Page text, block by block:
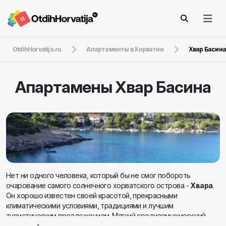
OtdihHorvatija.ru Апартаменты в Хорватии Хвар Басина
АпартаменыХвар Басина
Нет ни одного человека, который бы не смог побороть
очарование самого солнечного хорватского острова - Хвара.
Он хорошо известен своей красотой, прекрасными
климатическими условиями, традициями и лучшим
туристическим предложением. Мягкий средиземноморский